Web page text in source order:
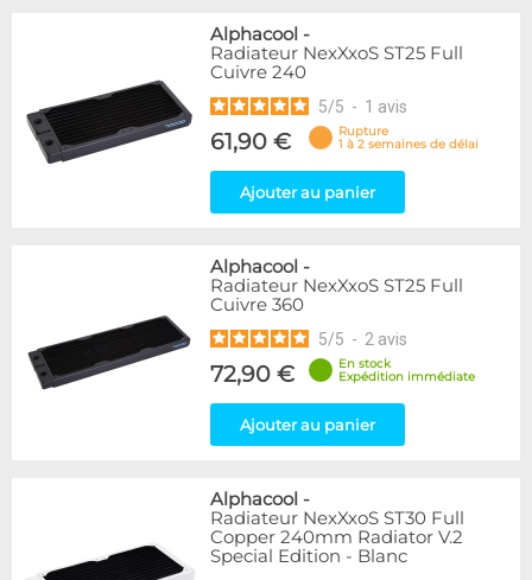
Alphacool -
Radiateur NexXxoS ST25 Full
Cuivre 240
5/5 - 1 avis
61,90 €
Rupture
1 à 2 semaines de délai
Ajouter au panier
Alphacool -
Radiateur NexXxoS ST25 Full
Cuivre 360
5/5 - 2 avis
72,90 €
En stock
Expédition immédiate
Ajouter au panier
Alphacool -
Radiateur NexXxoS ST30 Full
Copper 240mm Radiator V.2
Special Edition - Blanc